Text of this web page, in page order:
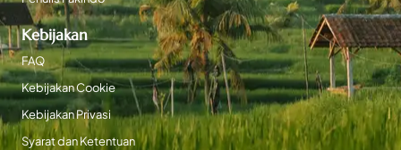
Kebijakan
FAQ
Kebijakan Cookie
Kebijakan Privasi
Syarat dan Ketentuan